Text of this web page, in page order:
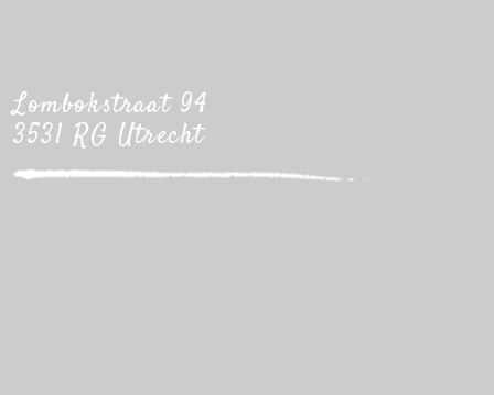
Lombokstraat 94
3531 RG Utrecht